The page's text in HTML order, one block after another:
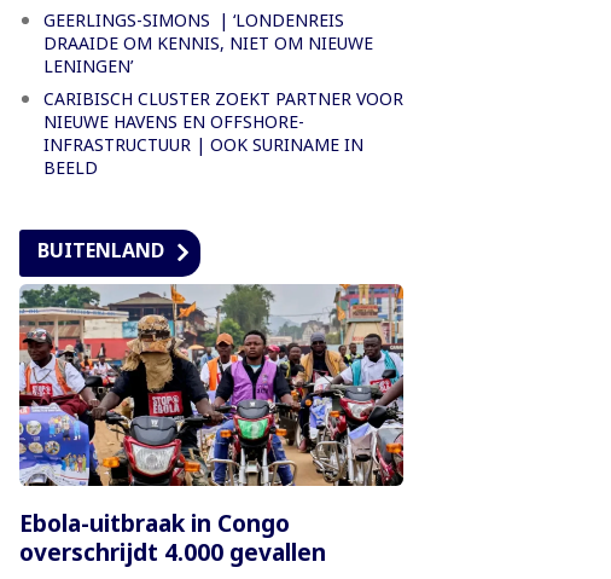
GEERLINGS-SIMONS | ‘LONDENREIS
DRAAIDE OM KENNIS, NIET OM NIEUWE
LENINGEN’
CARIBISCH CLUSTER ZOEKT PARTNER VOOR
NIEUWE HAVENS EN OFFSHORE-
INFRASTRUCTUUR | OOK SURINAME IN
BEELD
BUITENLAND
Ebola-uitbraak in Congo
overschrijdt 4.000 gevallen